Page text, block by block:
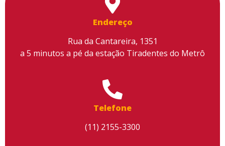
Endereço
Rua da Cantareira, 1351
a 5 minutos a pé da estação Tiradentes do Metrô
Telefone
(11) 2155-3300
conteúdo, melhorar o seu desempenho e proporcionar mais
segurança à sua navegação. Para saber mais, consulte nossa
Política de Privacidade
Aceitar cookies